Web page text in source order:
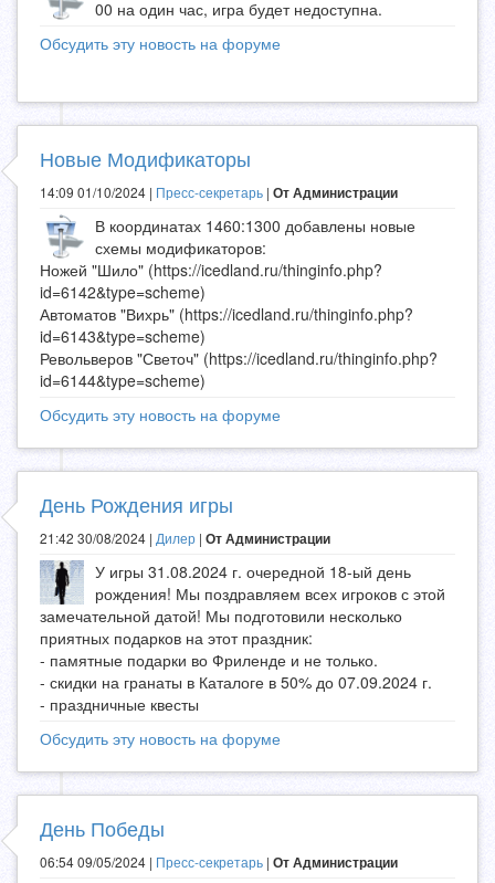
00 на один час, игра будет недоступна.
Обсудить эту новость на форуме
Новые Модификаторы
14:09 01/10/2024 | Пресс-секретарь | От Администрации
В координатах 1460:1300 добавлены новые
схемы модификаторов:
Ножей "Шило" (https://icedland.ru/thinginfo.php?
id=6142&type=scheme)
Автоматов "Вихрь" (https://icedland.ru/thinginfo.php?
id=6143&type=scheme)
Револьверов "Светоч" (https://icedland.ru/thinginfo.php?
id=6144&type=scheme)
Обсудить эту новость на форуме
День Рождения игры
21:42 30/08/2024 | Дилер | От Администрации
У игры 31.08.2024 г. очередной 18-ый день
рождения! Мы поздравляем всех игроков с этой
замечательной датой! Мы подготовили несколько
приятных подарков на этот праздник:
- памятные подарки во Фриленде и не только.
- скидки на гранаты в Каталоге в 50% до 07.09.2024 г.
- праздничные квесты
Обсудить эту новость на форуме
День Победы
06:54 09/05/2024 | Пресс-секретарь | От Администрации